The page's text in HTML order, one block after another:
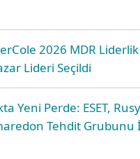
2026 MDR Liderlik
Lideri Seçildi
Yeni Perde: ESET,
Tehdit Grubunu